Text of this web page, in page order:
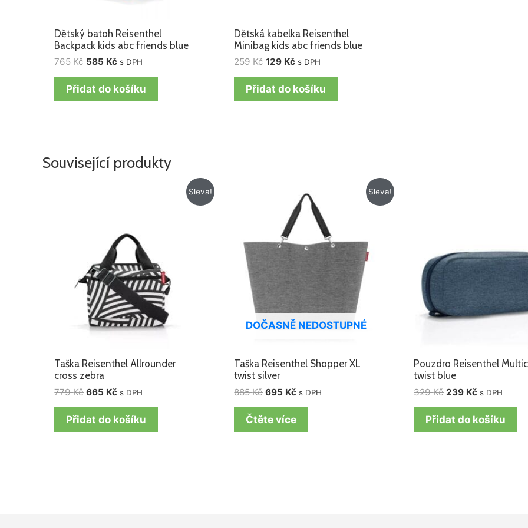
Dětský batoh Reisenthel
Backpack kids abc friends blue
765Kč 585 Kč s DPH
Přidat do košíku
Dětská kabelka Reisenthel
Minibag kids abc friends blue
259Kč 129 Kč s DPH
Přidat do košíku
Související produkty
Sleva!
Taška Reisenthel Allrounder
cross zebra
779Kč 665 Kč s DPH
Přidat do košíku
Sleva!
DOČASNĚ NEDOSTUPNÉ
Taška Reisenthel Shopper XL
twist silver
885Kč
885 Kč.
695 Kč
cena
je:
695 Kč.
s DPH
Čtěte více
Pouzdro Reisenthel
twist blue
329Kč 239 Kč s DPH
Přidat do košíku